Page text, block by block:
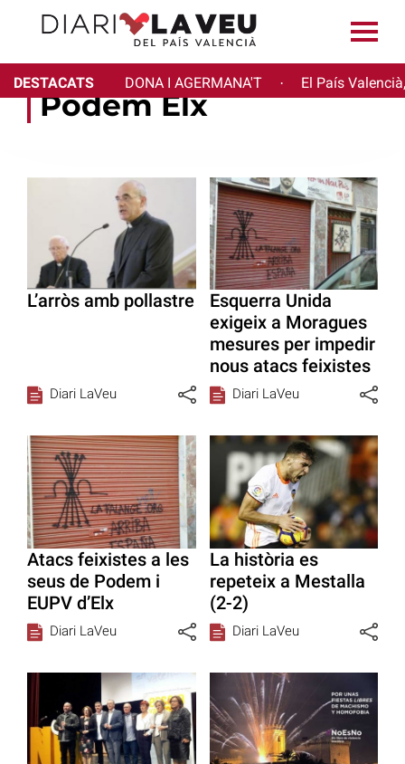
DESTACATS DONA I AGERMANA'T · El País
Podem Elx
L’arròs amb pollastre
Diari LaVeu
Esquerra Unida
exigeix a Moragues
mesures per impedir
nous atacs feixistes
Diari LaVeu
Atacs feixistes a les
seus de Podem i
EUPV d’Elx
Diari LaVeu
La història es
repeteix a Mestalla
(2-2)
Diari LaVeu